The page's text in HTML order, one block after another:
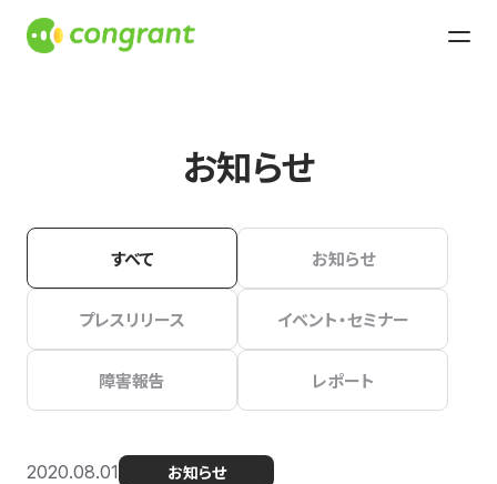
お知らせ
すべて お知らせ
プレスリリース イベント・セミナー
障害報告 レポート
2020.08.01 お知らせ